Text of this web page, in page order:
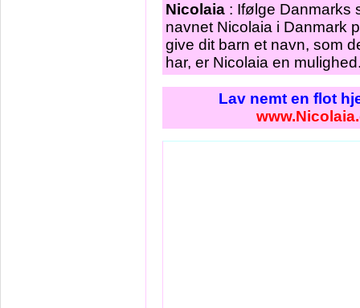
Nicolaia : Ifølge Danmarks
navnet Nicolaia i Danmark
give dit barn et navn, som
har, er Nicolaia en
Lav nemt en flot